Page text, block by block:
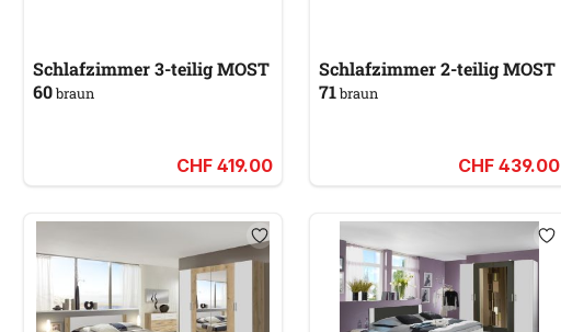
Schlafzimmer 3-teilig MOST
60braun
CHF 419.00
Schlafzimmer 2-teilig MOST
71braun
CHF 439.00